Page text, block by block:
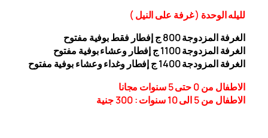
لليله الوحدة (غرفة على النيل)
الغرفة المزدوجة
800
ج إفطار فقط بوفية مفتوح
الغرفة المزدوجة 1
100 ج إفطار وعشاء بوفية مفتوح
الغرفة المزودجة 1
400 ج إفطار وغداء وعشاء بوفية مفتوح
الاطفال من 0 حتى 5 سنوات مجانا
الاطفال من 5 الى 10 سنوات : 300
جنية